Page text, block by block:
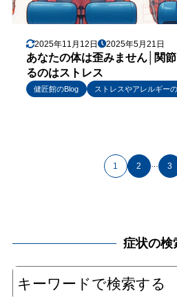
2025年11月12日 2025年5月21日
あなたの体は歪みません│関
るのはストレス
健匠館のBlog ストレスやアレルギー
1 2 … 3
症状の検